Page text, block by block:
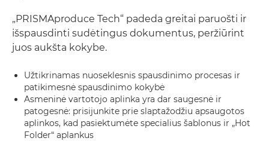
„PRISMAproduce Tech“ padeda greitai paruošti ir
išspausdinti sudėtingus dokumentus, peržiūrint
juos aukšta kokybe.
Užtikrinamas nuoseklesnis spausdinimo procesas ir
patikimesnė spausdinimo kokybė
Asmeninė vartotojo aplinka yra dar saugesnė ir
patogesnė: prisijunkite prie slaptažodžiu apsaugotos
aplinkos, kad pasiektumėte specialius šablonus ir „Hot
Folder“ aplankus